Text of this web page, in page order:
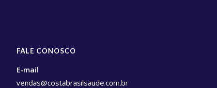
FALE CONOSCO
E-mail
vendas@costabrasilsaude.com.br